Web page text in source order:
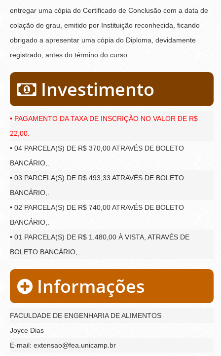
entregar uma cópia do Certificado de Conclusão com a data de
colação de grau, emitido por Instituição reconhecida, ficando
obrigado a apresentar uma cópia do Diploma, devidamente
registrado, antes do término do curso.
Investimento
• PAGAMENTO DA TAXA DE INSCRIÇÃO NO VALOR DE R$
22,00.
• 04 PARCELA(S) DE R$ 370,00 ATRAVÉS DE BOLETO
BANCÁRIO,.
• 03 PARCELA(S) DE R$ 493,33 ATRAVÉS DE BOLETO
BANCÁRIO,.
• 02 PARCELA(S) DE R$ 740,00 ATRAVÉS DE BOLETO
BANCÁRIO,.
• 01 PARCELA(S) DE R$ 1.480,00 À VISTA, ATRAVÉS DE
BOLETO BANCÁRIO,.
Informações
FACULDADE DE ENGENHARIA DE ALIMENTOS
Joyce Dias
E-mail: extensao@fea.unicamp.br